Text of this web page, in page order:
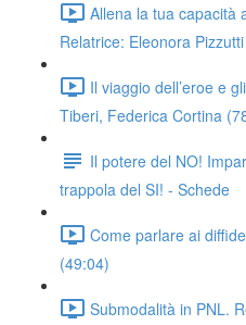
Allena la tua capacità
Relatrice: Eleonora
Il viaggio dell’eroe e
Tiberi, Federica Cortina
Il potere del NO!
trappola del SI! - Schede
Come parlare ai
(49:04)
Submodalità in PNL.